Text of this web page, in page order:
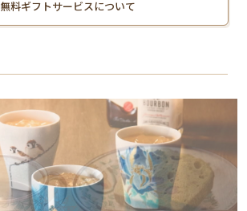
無料ギフトサービスについて